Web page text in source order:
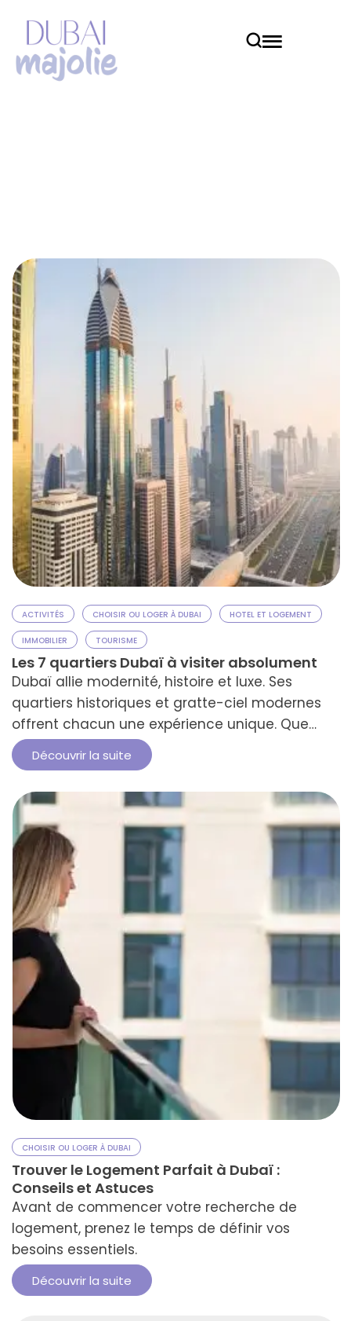
ACTIVITÉS CHOISIR OU LOGER À DUBAI HOTEL ET LOGEMENT
IMMOBILIER TOURISME
Les 7 quartiers Dubaï à visiter absolument
Dubaï allie modernité, histoire et luxe. Ses
quartiers historiques et gratte-ciel modernes
offrent chacun une expérience unique. Que
vous aimiez l’histoire, le shopping ou la détente,
Dubaï propose une diversité incomparable. Ses
différents quartiers regorgent de découvertes
captivantes. Voici les sept quartiers de Dubaï
que vous devez absolument visiter pour vivre
pleinement cette diversité. Les …
Découvrir la suite
CHOISIR OU LOGER À DUBAI
Trouver le Logement Parfait à Dubaï :
Conseils et Astuces
Avant de commencer votre recherche de
logement, prenez le temps de définir vos
besoins essentiels.
Découvrir la suite